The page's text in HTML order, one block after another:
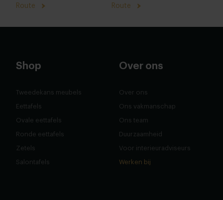
Route Route
Shop
Tweedekans meubels
Eettafels
Ovale eettafels
Ronde eettafels
Zetels
Salontafels
Over ons
Over ons
Ons vakmanschap
Ons team
Duurzaamheid
Voor interieuradviseurs
Werken bij